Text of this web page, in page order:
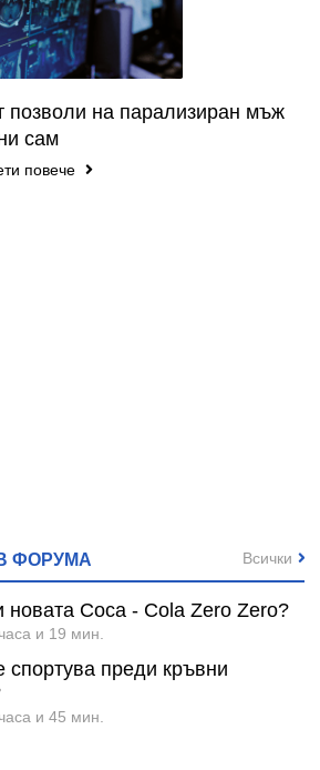
позволи на парализиран мъж
сам
повече
ФОРУМА
новата Coca - Cola Zero Zero?
и 19 мин.
преди кръвни
и 45 мин.
Всички